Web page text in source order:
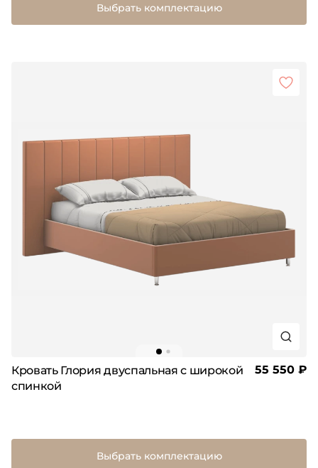
Выбрать комплектацию
Кровать Глория двуспальная с широкой
спинкой
55 550 ₽
Выбрать комплектацию